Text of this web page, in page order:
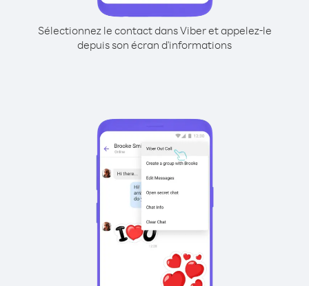
Sélectionnez le contact dans Viber et appelez-le
depuis son écran d'informations